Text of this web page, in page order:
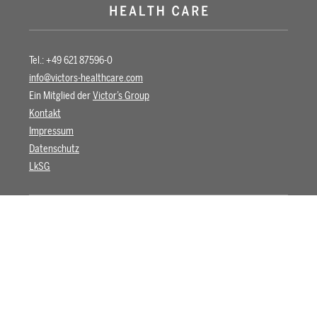
Tel.: +49 621 87596-0
info@victors-healthcare.com
Ein Mitglied derVictor’s Group
Kontakt
Impressum
Datenschutz
LkSG